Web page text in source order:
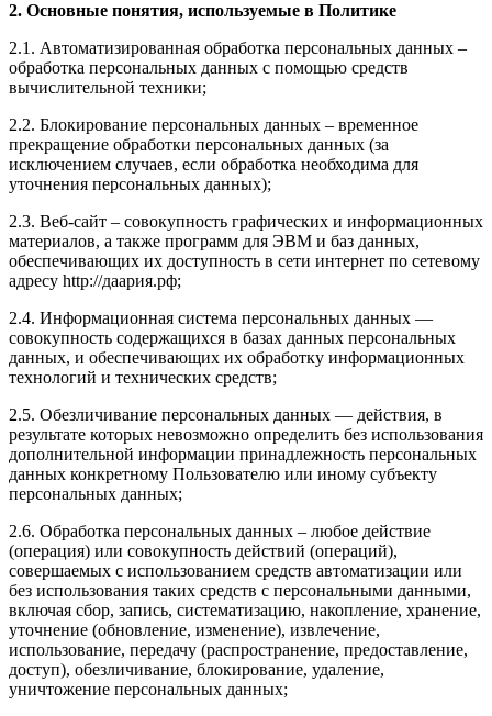
2. Основные понятия, используемые в Политике
2.1. Автоматизированная обработка персональных данных –
обработка персональных данных с помощью средств
вычислительной техники;
2.2. Блокирование персональных данных – временное
прекращение обработки персональных данных (за
исключением случаев, если обработка необходима для
уточнения персональных данных);
2.3. Веб-сайт – совокупность графических и информационных
материалов, а также программ для ЭВМ и баз данных,
обеспечивающих их доступность в сети интернет по сетевому
адресу http://даария.рф;
2.4. Информационная система персональных данных —
совокупность содержащихся в базах данных персональных
данных, и обеспечивающих их обработку информационных
технологий и технических средств;
2.5. Обезличивание персональных данных — действия, в
результате которых невозможно определить без использования
дополнительной информации принадлежность персональных
данных конкретному Пользователю или иному субъекту
персональных данных;
2.6. Обработка персональных данных – любое действие
(операция) или совокупность действий (операций),
совершаемых с использованием средств автоматизации или
без использования таких средств с персональными данными,
включая сбор, запись, систематизацию, накопление, хранение,
уточнение (обновление, изменение), извлечение,
использование, передачу (распространение, предоставление,
доступ), обезличивание, блокирование, удаление,
уничтожение персональных данных;